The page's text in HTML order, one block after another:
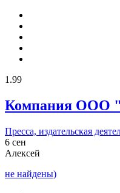
1.99
Компания ООО
Пресса, издательская
6 сен
Алексей
не найдены)